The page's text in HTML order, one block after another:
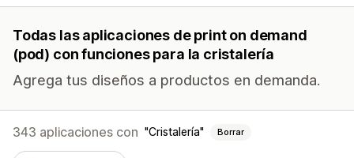
Todas las aplicaciones de print on demand
(pod) con funciones para la cristalería
Agrega tus diseños a productos en demanda.
343 aplicaciones con Cristalería Borrar